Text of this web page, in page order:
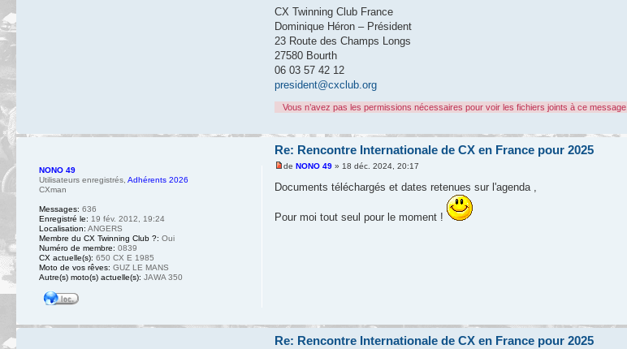
CX Twinning Club France
Dominique Héron – Président
23 Route des Champs Longs
27580 Bourth
06 03 57 42 12
president@cxclub.org
Vous n’avez pas les permissions nécessaires pour voir les fichiers joints à ce message.
Re: Rencontre Internationale de CX en France pour 2025
deNONO 49 » 18 déc. 2024, 20:17
Documents téléchargés et dates retenues sur l'agenda ,
Pour moi tout seul pour le moment !
NONO 49
Utilisateurs enregistrés Adhérents 2026
CXman
Messages: 636
Enregistré le: 19 fév. 2012, 19:24
Localisation: ANGERS
Membre du CX Twinning Club ?: Oui
Numéro de membre: 0839
CX actuelle(s): 650 CX E 1985
Moto de vos rêves: GUZ LE MANS
Autre(s) moto(s) actuelle(s): JAWA 350
Re: Rencontre Internationale de CX en France pour 2025